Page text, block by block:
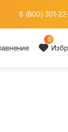
8 (800) 301-
0